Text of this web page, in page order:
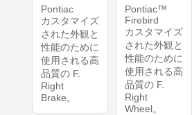
Pontiac
カスタマイズ
された外観と
性能のために
使用される高
品質の F.
Right
Brake。
Pontiac™
Firebird
カスタマイズ
された外観と
性能のために
使用される高
品質の F.
Right
Wheel。